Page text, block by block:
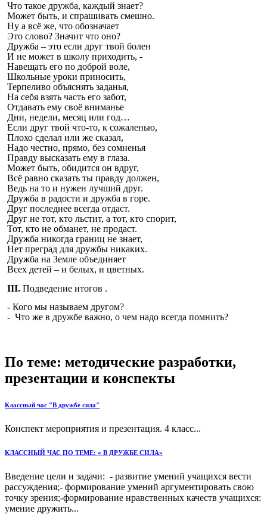
Что такое дружба, каждый знает?
Может быть, и спрашивать смешно.
Ну а всё же, что обозначает
Это слово? Значит что оно?
Дружба – это если друг твой болен
И не может в школу приходить, -
Навещать его по доброй воле,
Школьные уроки приносить,
Терпеливо объяснять заданья,
На себя взять часть его забот,
Отдавать ему своё вниманье
Дни, недели, месяц или год…
Если друг твой что-то, к сожаленью,
Плохо сделал или же сказал,
Надо честно, прямо, без сомненья
Правду высказать ему в глаза.
Может быть, обидится он вдруг,
Всё равно сказать ты правду должен,
Ведь на то и нужен лучший друг.
Дружба в радости и дружба в горе.
Друг последнее всегда отдаст.
Друг не тот, кто льстит, а тот, кто спорит,
Тот, кто не обманет, не продаст.
Дружба никогда границ не знает,
Нет преград для дружбы никаких.
Дружба на Земле объединяет
Всех детей – и белых, и цветных.
III.Подведение итогов .
- Кого мы называем другом?
- Что же в дружбе важно, о чем надо всегда помнить?
По теме: методические разработки,
презентации и конспекты
Классный час "В дружбе сила"
Конспект мероприятия и презентация. 4 класс...
КЛАССНЫЙ ЧАС ПО ТЕМЕ: « В ДРУЖБЕ СИЛА»
Введение цели и задачи: - развитие умений учащихся вести
рассуждения;- формирование умений аргументировать свою
точку зрения;-формирование нравственных качеств учащихся:
умение дружить...